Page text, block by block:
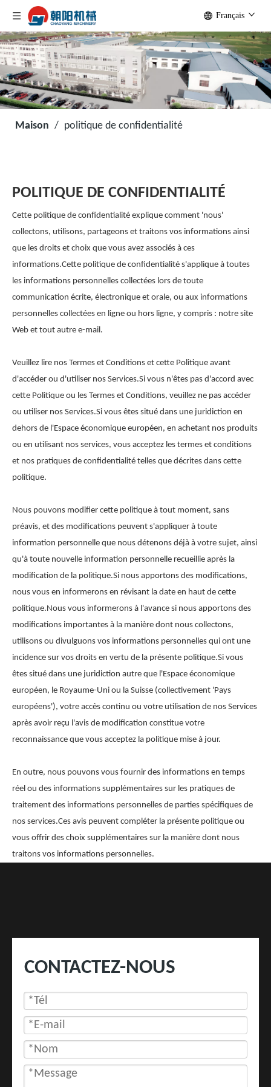
Français
Maison / politique de confidentialité
POLITIQUE DE CONFIDENTIALITÉ
Cette politique de confidentialité explique comment 'nous'
collectons, utilisons, partageons et traitons vos informations ainsi
que les droits et choix que vous avez associés à ces
informations.Cette politique de confidentialité s'applique à toutes
les informations personnelles collectées lors de toute
communication écrite, électronique et orale, ou aux informations
personnelles collectées en ligne ou hors ligne, y compris : notre site
Web et tout autre e-mail.
Veuillez lire nos Termes et Conditions et cette Politique avant
d'accéder ou d'utiliser nos Services.Si vous n'êtes pas d'accord avec
cette Politique ou les Termes et Conditions, veuillez ne pas accéder
ou utiliser nos Services.Si vous êtes situé dans une juridiction en
dehors de l'Espace économique européen, en achetant nos produits
ou en utilisant nos services, vous acceptez les termes et conditions
et nos pratiques de confidentialité telles que décrites dans cette
politique.
Nous pouvons modifier cette politique à tout moment, sans
préavis, et des modifications peuvent s'appliquer à toute
information personnelle que nous détenons déjà à votre sujet, ainsi
qu'à toute nouvelle information personnelle recueillie après la
modification de la politique.Si nous apportons des modifications,
nous vous en informerons en révisant la date en haut de cette
politique.Nous vous informerons à l'avance si nous apportons des
modifications importantes à la manière dont nous collectons,
utilisons ou divulguons vos informations personnelles qui ont une
incidence sur vos droits en vertu de la présente politique.Si vous
êtes situé dans une juridiction autre que l'Espace économique
européen, le Royaume-Uni ou la Suisse (collectivement 'Pays
européens'), votre accès continu ou votre utilisation de nos Services
après avoir reçu l'avis de modification constitue votre
reconnaissance que vous acceptez la politique mise à jour.
En outre, nous pouvons vous fournir des informations en temps
réel ou des informations supplémentaires sur les pratiques de
traitement des informations personnelles de parties spécifiques de
nos services.Ces avis peuvent compléter la présente politique ou
vous offrir des choix supplémentaires sur la manière dont nous
traitons vos informations personnelles.
CONTACTEZ-NOUS